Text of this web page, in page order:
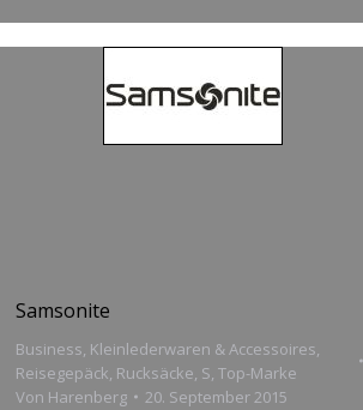
Samso­nite
Business, Kleinlederwaren & Accessoires,
Reisegepäck, Rucksäcke, S, Top-Marke
Von Harenberg 20. September 2015